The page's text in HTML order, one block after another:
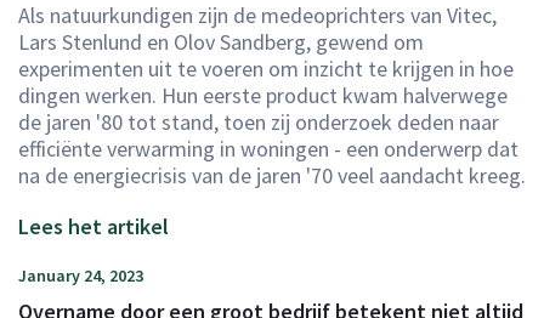
Als natuurkundigen zijn de medeoprichters van Vitec,
Lars Stenlund en Olov Sandberg, gewend om
experimenten uit te voeren om inzicht te krijgen in hoe
dingen werken. Hun eerste product kwam halverwege
de jaren '80 tot stand, toen zij onderzoek deden naar
efficiënte verwarming in woningen - een onderwerp dat
na de energiecrisis van de jaren '70 veel aandacht kreeg.
Lees het artikel
January 24, 2023
Overname door een groot bedrijf betekent niet altijd